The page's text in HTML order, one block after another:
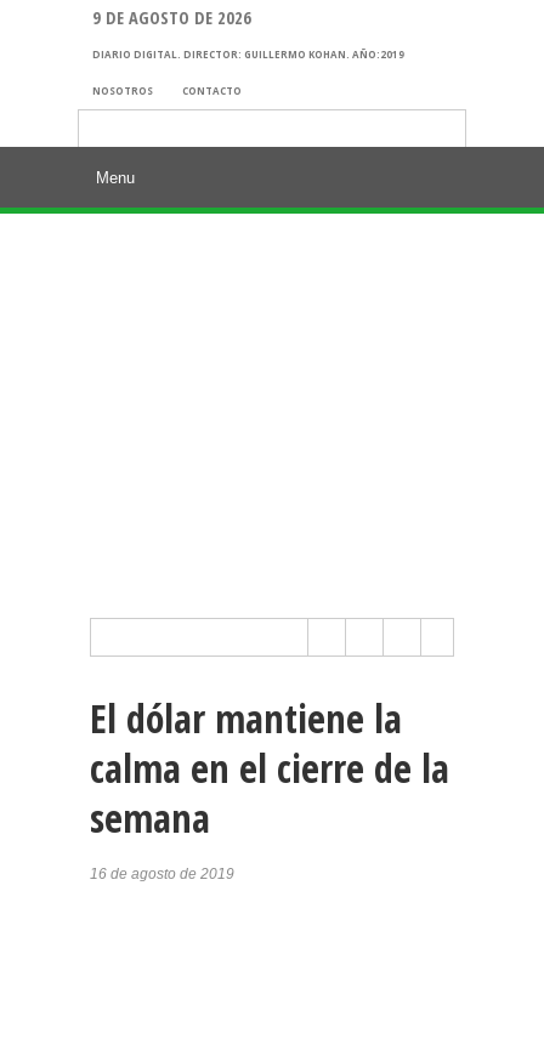
9 DE AGOSTO DE 2026
DIARIO DIGITAL. DIRECTOR: GUILLERMO KOHAN. AÑO:2019
NOSOTROS CONTACTO
El dólar mantiene la
calma en el cierre de la
semana
16 de agosto de 2019